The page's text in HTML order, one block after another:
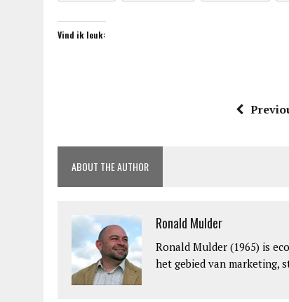
Vind ik leuk:
ABOUT THE AUTHOR
Ronald Mulder
Ronald Mulder (1965) is
het gebied van marketing,